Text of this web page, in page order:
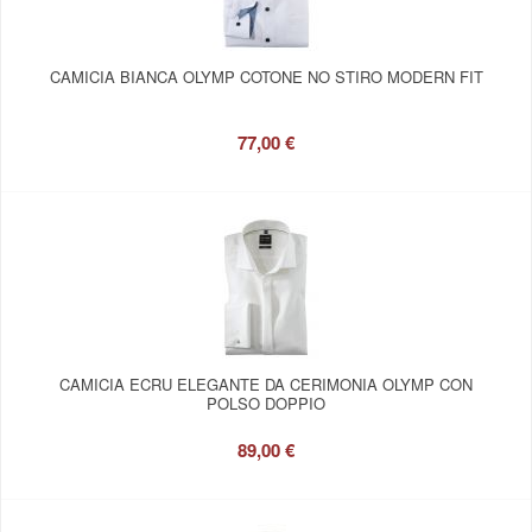
CAMICIA BIANCA OLYMP COTONE NO STIRO MODERN FIT
77,00 €
CAMICIA ECRU ELEGANTE DA CERIMONIA OLYMP CON
POLSO DOPPIO
89,00 €